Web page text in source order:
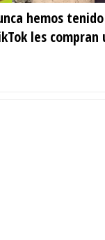
hemos
les compran